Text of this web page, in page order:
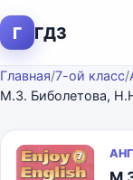
Г ГДЗ
Главная/7-ой класс/